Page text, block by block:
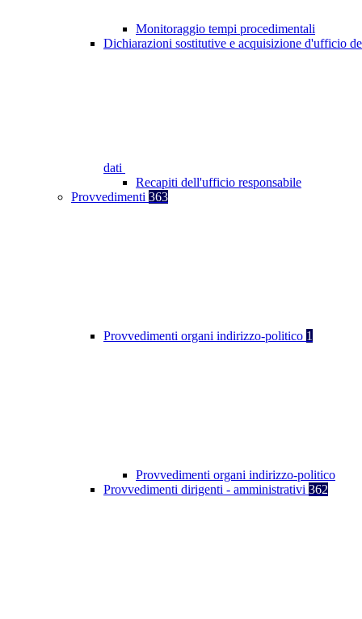
Monitoraggio tempi procedimentali
Dichiarazioni sostitutive e acquisizione d'ufficio
dati
Recapiti dell'ufficio responsabile
Provvedimenti 363
Provvedimenti organi indirizzo-politico 1
Provvedimenti organi indirizzo-politico
Provvedimenti dirigenti - amministrativi 362